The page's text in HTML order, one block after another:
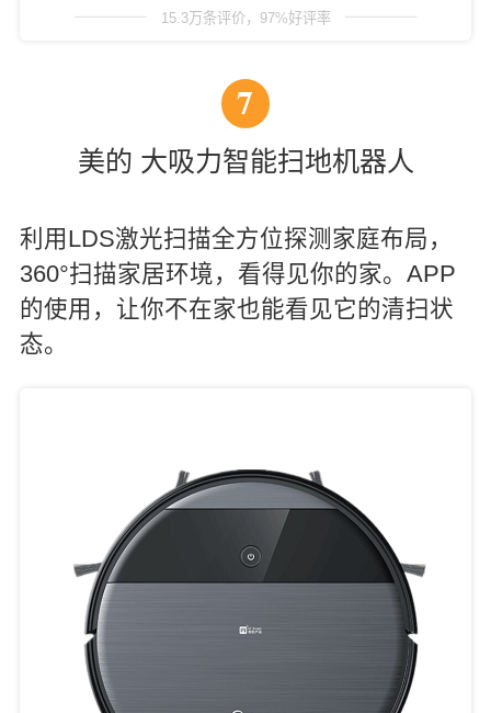
15.3万条评价，97%好评率
7
美的 大吸力智能扫地机器人
利用LDS激光扫描全方位探测家庭布局，
360°扫描家居环境，看得见你的家。APP
的使用，让你不在家也能看见它的清扫状
态。